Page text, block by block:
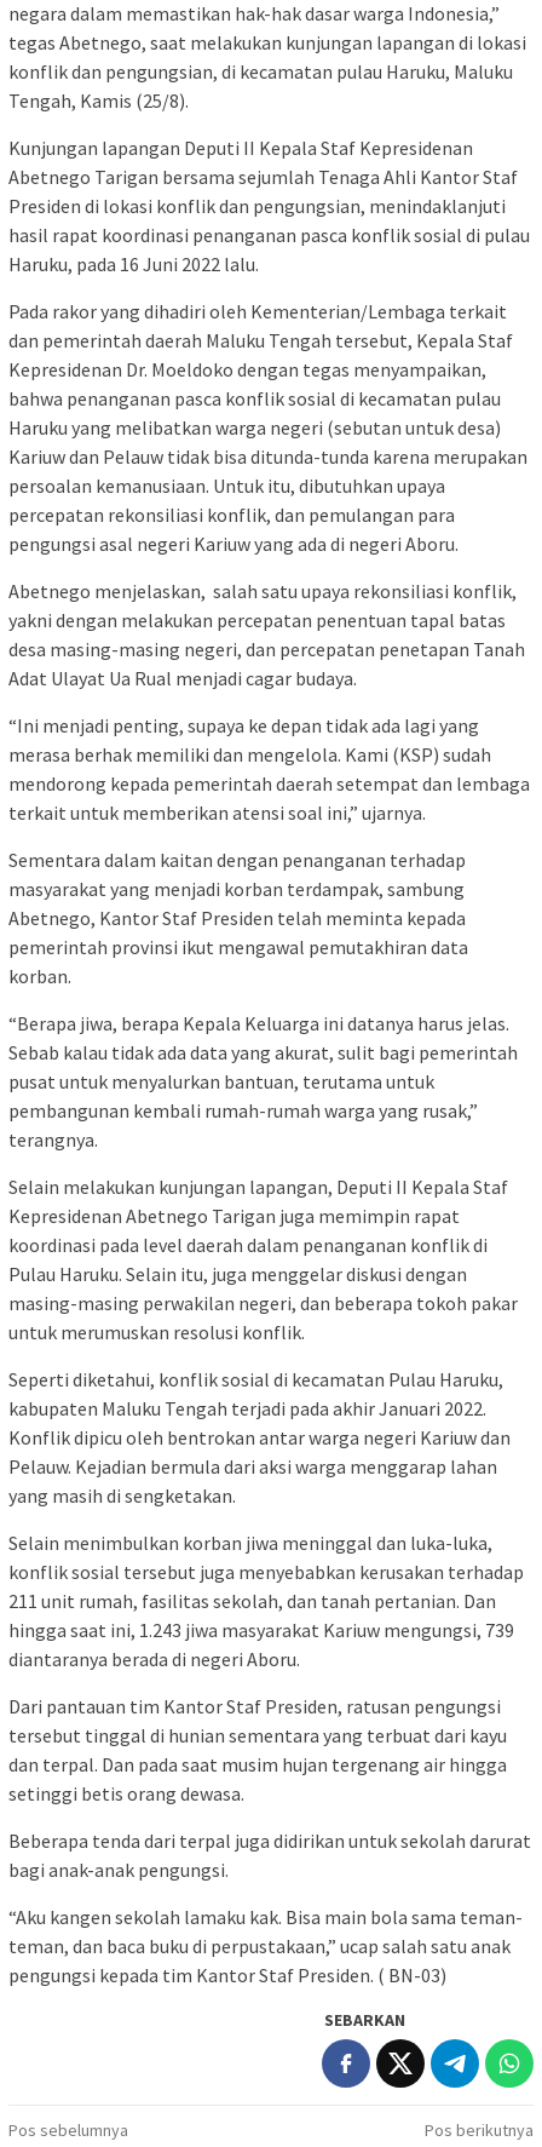
negara dalam memastikan hak-hak dasar warga Indonesia,”
tegas Abetnego, saat melakukan kunjungan lapangan di lokasi
konflik dan pengungsian, di kecamatan pulau Haruku, Maluku
Tengah, Kamis (25/8).
Kunjungan lapangan Deputi II Kepala Staf Kepresidenan
Abetnego Tarigan bersama sejumlah Tenaga Ahli Kantor Staf
Presiden di lokasi konflik dan pengungsian, menindaklanjuti
hasil rapat koordinasi penanganan pasca konflik sosial di pulau
Haruku, pada 16 Juni 2022 lalu.
Pada rakor yang dihadiri oleh Kementerian/Lembaga terkait
dan pemerintah daerah Maluku Tengah tersebut, Kepala Staf
Kepresidenan Dr. Moeldoko dengan tegas menyampaikan,
bahwa penanganan pasca konflik sosial di kecamatan pulau
Haruku yang melibatkan warga negeri (sebutan untuk desa)
Kariuw dan Pelauw tidak bisa ditunda-tunda karena merupakan
persoalan kemanusiaan. Untuk itu, dibutuhkan upaya
percepatan rekonsiliasi konflik, dan pemulangan para
pengungsi asal negeri Kariuw yang ada di negeri Aboru.
Abetnego menjelaskan, salah satu upaya rekonsiliasi konflik,
yakni dengan melakukan percepatan penentuan tapal batas
desa masing-masing negeri, dan percepatan penetapan Tanah
Adat Ulayat Ua Rual menjadi cagar budaya.
“Ini menjadi penting, supaya ke depan tidak ada lagi yang
merasa berhak memiliki dan mengelola. Kami (KSP) sudah
mendorong kepada pemerintah daerah setempat dan lembaga
terkait untuk memberikan atensi soal ini,” ujarnya.
Sementara dalam kaitan dengan penanganan terhadap
masyarakat yang menjadi korban terdampak, sambung
Abetnego, Kantor Staf Presiden telah meminta kepada
pemerintah provinsi ikut mengawal pemutakhiran data
korban.
“Berapa jiwa, berapa Kepala Keluarga ini datanya harus jelas.
Sebab kalau tidak ada data yang akurat, sulit bagi pemerintah
pusat untuk menyalurkan bantuan, terutama untuk
pembangunan kembali rumah-rumah warga yang rusak,”
terangnya.
Selain melakukan kunjungan lapangan, Deputi II Kepala Staf
Kepresidenan Abetnego Tarigan juga memimpin rapat
koordinasi pada level daerah dalam penanganan konflik di
Pulau Haruku. Selain itu, juga menggelar diskusi dengan
masing-masing perwakilan negeri, dan beberapa tokoh pakar
untuk merumuskan resolusi konflik.
Seperti diketahui, konflik sosial di kecamatan Pulau Haruku,
kabupaten Maluku Tengah terjadi pada akhir Januari 2022.
Konflik dipicu oleh bentrokan antar warga negeri Kariuw dan
Pelauw. Kejadian bermula dari aksi warga menggarap lahan
yang masih di sengketakan.
Selain menimbulkan korban jiwa meninggal dan luka-luka,
konflik sosial tersebut juga menyebabkan kerusakan terhadap
211 unit rumah, fasilitas sekolah, dan tanah pertanian. Dan
hingga saat ini, 1.243 jiwa masyarakat Kariuw mengungsi, 739
diantaranya berada di negeri Aboru.
Dari pantauan tim Kantor Staf Presiden, ratusan pengungsi
tersebut tinggal di hunian sementara yang terbuat dari kayu
dan terpal. Dan pada saat musim hujan tergenang air hingga
setinggi betis orang dewasa.
Beberapa tenda dari terpal juga didirikan untuk sekolah darurat
bagi anak-anak pengungsi.
“Aku kangen sekolah lamaku kak. Bisa main bola sama teman-
teman, dan baca buku di perpustakaan,” ucap salah satu anak
pengungsi kepada tim Kantor Staf Presiden. ( BN-03)
SEBARKAN
Navigasi
Pos sebelumnya
Pos berikutnya